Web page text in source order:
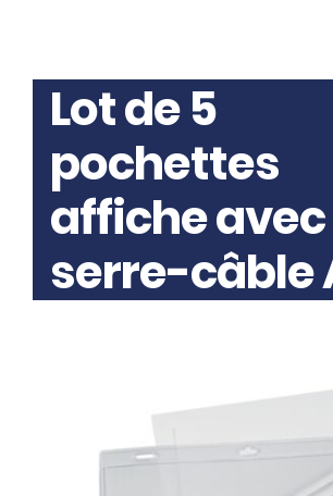
Lot de 5
pochettes
affiche avec
serre-câble